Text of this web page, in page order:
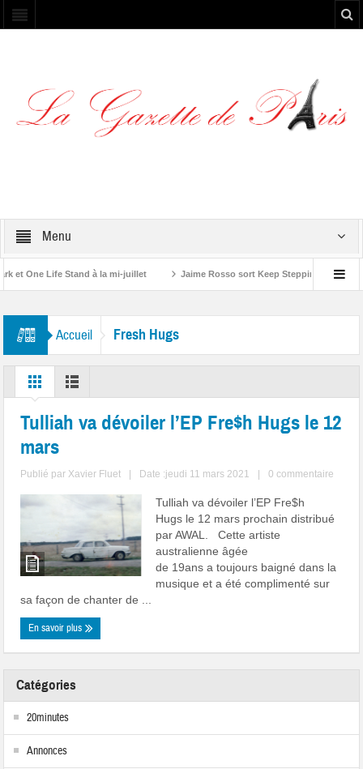
Menu
et One Life Stand à la mi-juillet Jaime Rosso sort Keep Stepping, son
Accueil Fresh Hugs
Tulliah va dévoiler l’EP Fre$h Hugs le 12
mars
Publié par Xavier Fluet Date :jeudi 11 mars 2021 0 commentaire
Tulliah va dévoiler l’EP Fre$h
Hugs le 12 mars prochain distribué
par AWAL. Cette artiste
australienne âgée
de 19ans a toujours baigné dans la
musique et a été complimenté sur
sa façon de chanter de ...
En savoir plus
Catégories
20minutes
Annonces